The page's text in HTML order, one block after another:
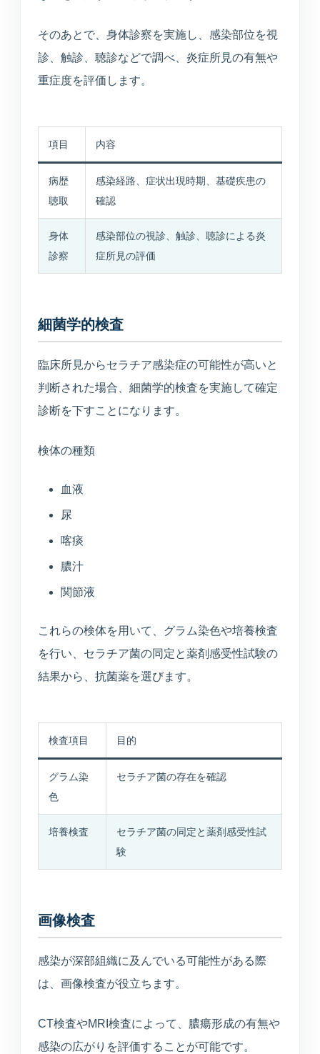
そのあとで、身体診察を実施し、感染部位を視
診、触診、聴診などで調べ、炎症所見の有無や
重症度を評価します。
項目 内容
病歴
聴取
感染経路、症状出現時期、基礎疾患の
確認
身体
診察
感染部位の視診、触診、聴診による炎
症所見の評価
細菌学的検査
臨床所見からセラチア感染症の可能性が高いと
判断された場合、細菌学的検査を実施して確定
診断を下すことになります。
検体の種類
血液
尿
喀痰
膿汁
関節液
これらの検体を用いて、グラム染色や培養検査
を行い、セラチア菌の同定と薬剤感受性試験の
結果から、抗菌薬を選びます。
検査項目 目的
グラム染
色
セラチア菌の存在を確認
培養検査
セラチア菌の同定と薬剤感受性試
験
画像検査
感染が深部組織に及んでいる可能性がある際
は、画像検査が役立ちます。
CT検査やMRI検査によって、膿瘍形成の有無や
感染の広がりを評価することが可能です。